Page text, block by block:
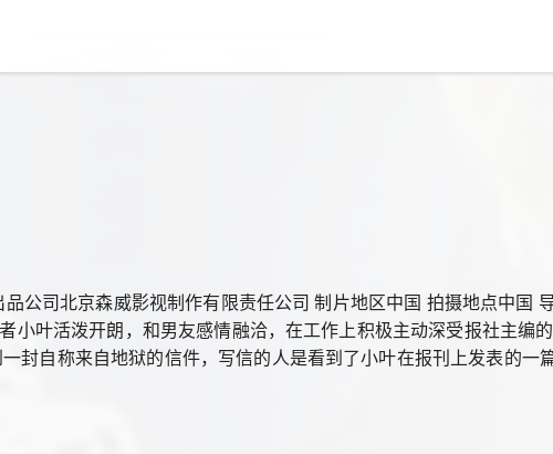
公司北京森威影视制作有限责任公司 制片地区中国 拍摄地点中国
小叶活泼开朗，和男友感情融洽，在工作上积极主动深受报社主编
封自称来自地狱的信件，写信的人是看到了小叶在报刊上发表的一
联系的。凭借记者的敏感，小叶感觉到这个人字里行间渗透着对生活
小叶对陈伟航心中不免有些害怕，但还是对他的身世和经历非常同情